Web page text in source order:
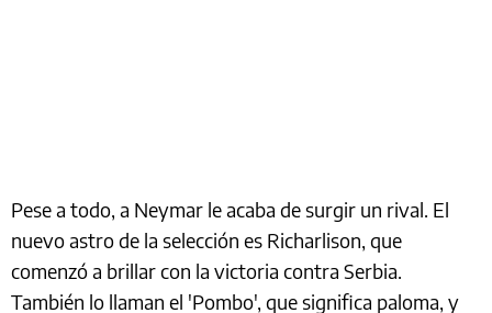
Pese a todo, a Neymar le acaba de surgir un rival. El
nuevo astro de la selección es Richarlison, que
comenzó a brillar con la victoria contra Serbia.
También lo llaman el 'Pombo', que significa paloma, y